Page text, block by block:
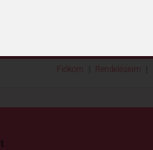
Fiókom Rendeléseim